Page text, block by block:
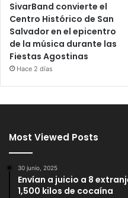
SivarBand convierte el
Centro Histórico de San
Salvador en el epicentro
de la música durante las
Fiestas Agostinas
Hace 2 días
Most Viewed Posts
30 junio, 2025
Envían a juicio a 8
1,500 kilos de cocaína